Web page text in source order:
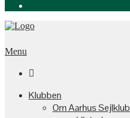
Menu

Klubben
Om Aarhus Sejlklub